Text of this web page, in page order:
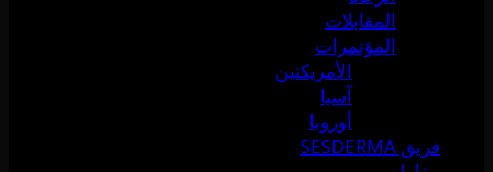
المقابلات
المؤتمرات
الأمريكتين
آسيا
أوروبا
فريق SESDERMA